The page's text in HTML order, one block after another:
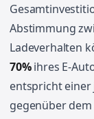
Abstimmung
Ladeverhalten
70%ihres E-
entspricht
gegenüber